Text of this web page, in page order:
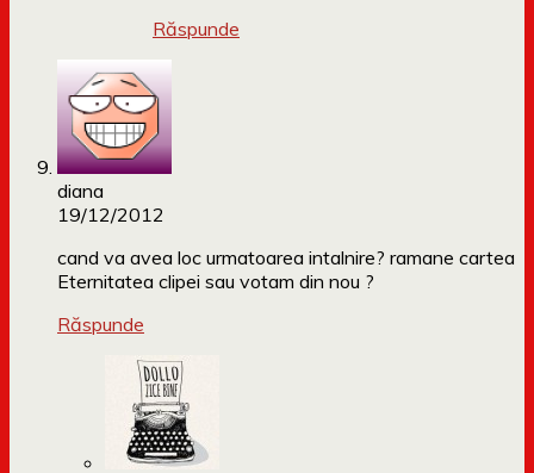
Răspunde
diana
19/12/2012
cand va avea loc urmatoarea intalnire? ramane cartea
Eternitatea clipei sau votam din nou ?
Răspunde